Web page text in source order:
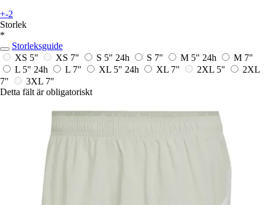
+-2
Storlek
*
Storleksguide
XS 5"
XS 7" S 5" 24h S 7" M 5" 24h
M 7"
L 5" 24h L 7" XL 5" 24h XL 7" 2XL 5"
2XL
7"
3XL 7"
Detta fält är obligatoriskt